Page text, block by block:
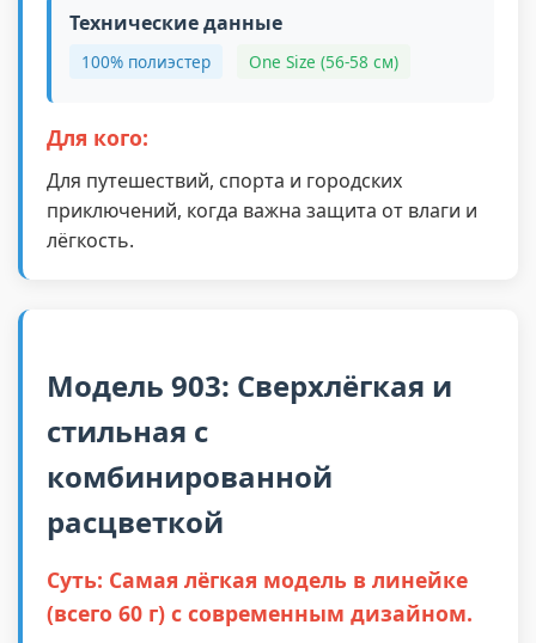
Технические данные
100% полиэстер One Size (56-58 см)
Для кого:
Для путешествий, спорта и городских
приключений, когда важна защита от влаги и
лёгкость.
Модель 903: Сверхлёгкая и
стильная с
комбинированной
расцветкой
Суть: Самая лёгкая модель в линейке
(всего 60 г) с современным дизайном.